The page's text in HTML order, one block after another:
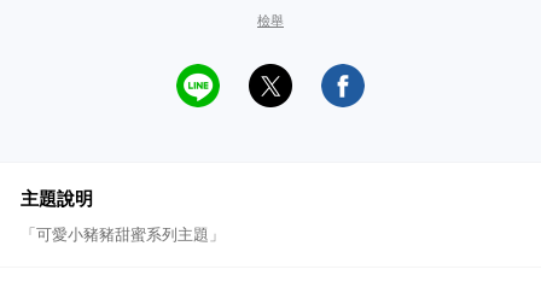
檢舉
主題說明
「可愛小豬豬甜蜜系列主題」